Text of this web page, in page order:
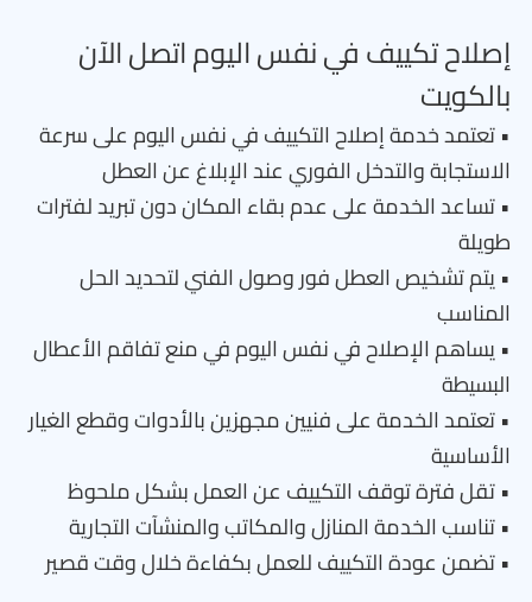
إصلاح تكييف في نفس اليوم اتصل الآن
بالكويت
• تعتمد خدمة إصلاح التكييف في نفس اليوم على سرعة
الاستجابة والتدخل الفوري عند الإبلاغ عن العطل
• تساعد الخدمة على عدم بقاء المكان دون تبريد لفترات
طويلة
• يتم تشخيص العطل فور وصول الفني لتحديد الحل
المناسب
• يساهم الإصلاح في نفس اليوم في منع تفاقم الأعطال
البسيطة
• تعتمد الخدمة على فنيين مجهزين بالأدوات وقطع الغيار
الأساسية
• تقل فترة توقف التكييف عن العمل بشكل ملحوظ
• تناسب الخدمة المنازل والمكاتب والمنشآت التجارية
• تضمن عودة التكييف للعمل بكفاءة خلال وقت قصير